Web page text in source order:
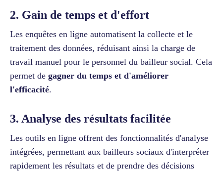
2. Gain de temps et d'effort
Les enquêtes en ligne automatisent la collecte et le
traitement des données, réduisant ainsi la charge de
travail manuel pour le personnel du bailleur social. Cela
permet de gagner du temps et d'améliorer
l'efficacité.
3. Analyse des résultats facilitée
Les outils en ligne offrent des fonctionnalités d'analyse
intégrées, permettant aux bailleurs sociaux d'interpréter
rapidement les résultats et de prendre des décisions